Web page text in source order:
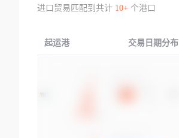
进口贸易匹配到共计 10+个港口
起运港 交易日期分布